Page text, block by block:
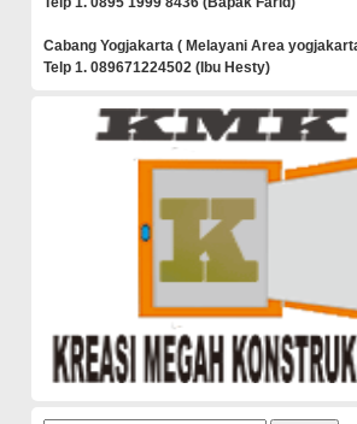
Cabang Yogjakarta ( Melayani Area
Telp 1. 089671224502 (Ibu Hesty)